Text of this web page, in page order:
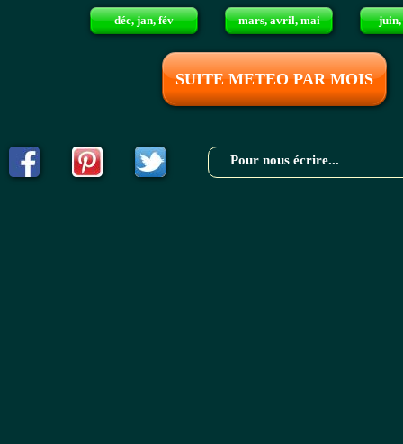
mars, avril, mai
déc, jan, fév
SUITE METEO PAR MOIS
Pour nous écrire...